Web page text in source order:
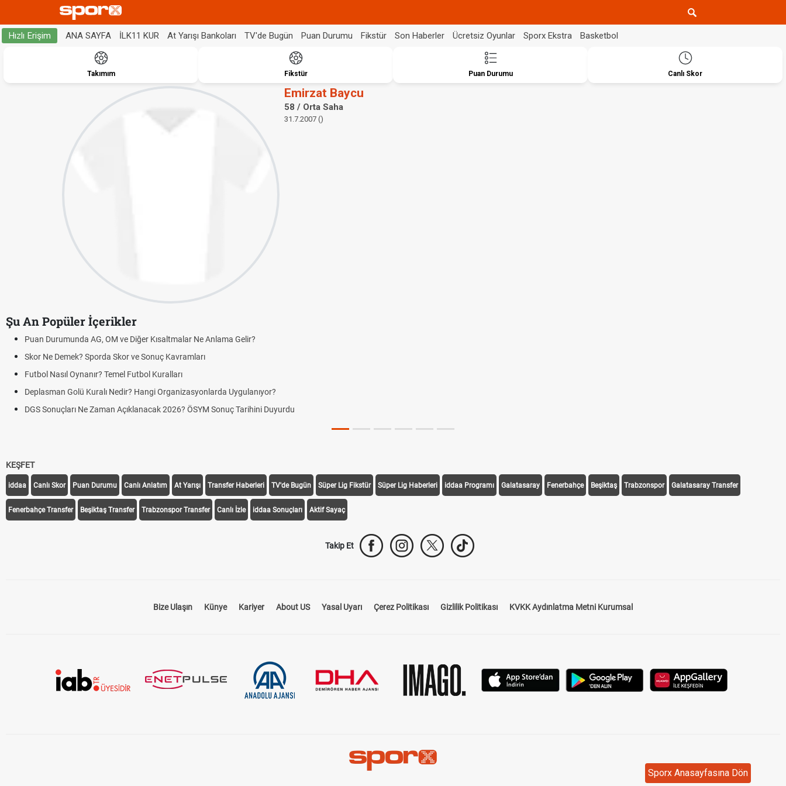
Hızlı Erişim ANA SAYFA İLK11 KUR At Yarışı Bankoları TV'de Bugün Puan Durumu Fikstür Son Haberler Ücretsiz Oyunlar Sporx Ekstra Basketbol
Takımım Fikstür Puan Durumu Canlı Skor
Emirzat Baycu
58 / Orta Saha
31.7.2007 ()
Sporx Anasayfasına Dön
Şu An Popüler İçerikler
Puan Durumunda AG, OM ve Diğer Kısaltmalar Ne Anlama Gelir?
Skor Ne Demek? Sporda Skor ve Sonuç Kavramları
Futbol Nasıl Oynanır? Temel Futbol Kuralları
Deplasman Golü Kuralı Nedir? Hangi Organizasyonlarda Uygulanıyor?
DGS Sonuçları Ne Zaman Açıklanacak 2026? ÖSYM Sonuç Tarihini Duyurdu
KEŞFET
iddaa Canlı Skor Puan Durumu Canlı Anlatım At Yarışı Transfer Haberleri TV'de Bugün Süper Lig Fikstür Süper Lig Haberleri iddaa Programı Galatasaray Fenerbahçe Beşiktaş Trabzonspor Galatasaray Transfer
Fenerbahçe Transfer Beşiktaş Transfer Trabzonspor Transfer Canlı İzle iddaa Sonuçları Aktif Sayaç
Takip Et
Bize Ulaşın Künye Kariyer About US Yasal Uyarı Çerez Politikası Gizlilik Politikası KVKK Aydınlatma Metni Kurumsal